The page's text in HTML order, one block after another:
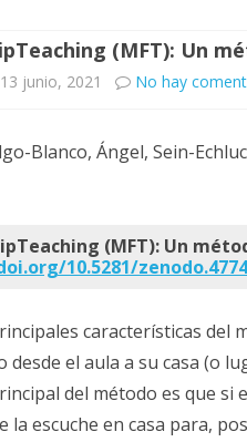
(MFT): Un
13 junio, 2021 No hay
Blanco, Ángel, Sein-
(MFT): Un
10.5281/
características del
desde el aula a su casa (o
del método es que si
la escuche en casa para,